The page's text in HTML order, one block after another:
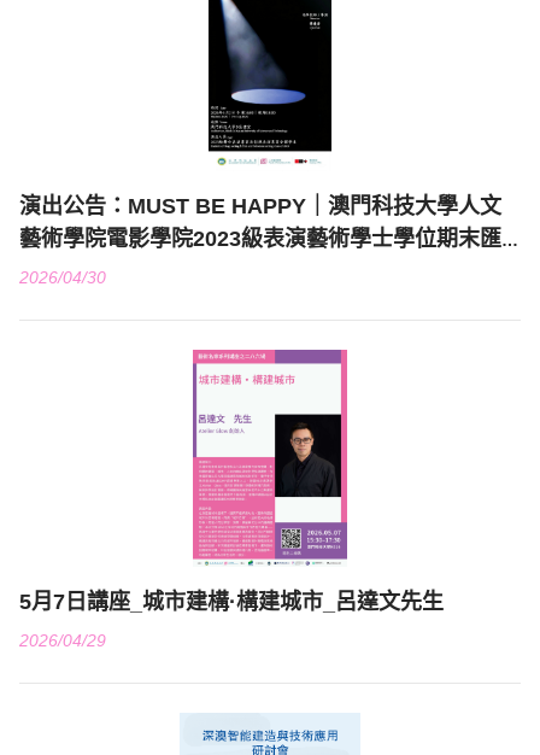
演出公告：MUST BE HAPPY｜澳門科技大學人文
藝術學院電影學院2023級表演藝術學士學位期末匯
演
2026/04/30
5月7日講座_城市建構·構建城市_呂達文先生
2026/04/29